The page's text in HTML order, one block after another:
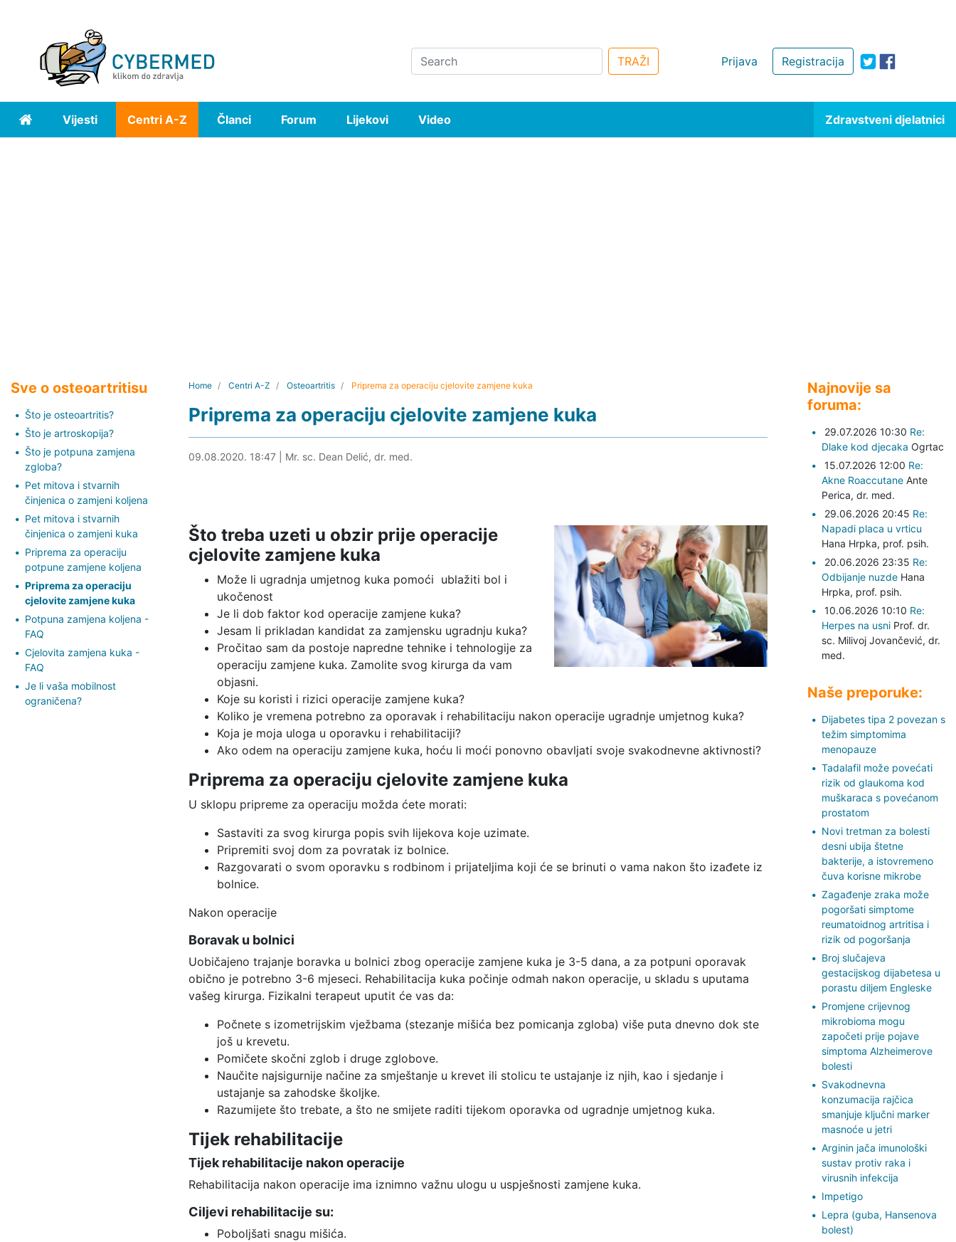
Registracija
Prijava
Search TRAŽI
Home Vijesti Centri A-Z Članci Forum Lijekovi Video Zdravstveni djelatnici
Sve o osteoartritisu
Što je osteoartritis?
Što je artroskopija?
Što je potpuna zamjena
zgloba?
Pet mitova i stvarnih
činjenica o zamjeni koljena
Pet mitova i stvarnih
činjenica o zamjeni kuka
Priprema za operaciju
potpune zamjene koljena
Priprema za operaciju
cjelovite zamjene kuka
Potpuna zamjena koljena -
FAQ
Cjelovita zamjena kuka -
FAQ
Je li vaša mobilnost
ograničena?
Home Centri A-Z Osteoartritis Priprema za operaciju cjelovite zamjene kuka
Priprema za operaciju cjelovite zamjene kuka
11.08.2020. 11:21
09.08.2020. 18:47| Mr. sc. Dean Delić, dr. med.
Što treba uzeti u obzir prije operacije
cjelovite zamjene kuka
Može li ugradnja umjetnog kuka pomoći ublažiti bol i
ukočenost
Je li dob faktor kod operacije zamjene kuka?
Jesam li prikladan kandidat za zamjensku ugradnju kuka?
Pročitao sam da postoje napredne tehnike i tehnologije za
operaciju zamjene kuka. Zamolite svog kirurga da vam
objasni.
Koje su koristi i rizici operacije zamjene kuka?
Koliko je vremena potrebno za oporavak i rehabilitaciju nakon operacije ugradnje umjetnog kuka?
Koja je moja uloga u oporavku i rehabilitaciji?
Ako odem na operaciju zamjene kuka, hoću li moći ponovno obavljati svoje svakodnevne aktivnosti?
Priprema za operaciju cjelovite zamjene kuka
U sklopu pripreme za operaciju možda ćete morati:
Sastaviti za svog kirurga popis svih lijekova koje uzimate.
Pripremiti svoj dom za povratak iz bolnice.
Razgovarati o svom oporavku s rodbinom i prijateljima koji će se brinuti o vama nakon što izađete iz
bolnice.
Nakon operacije
Boravak u bolnici
Uobičajeno trajanje boravka u bolnici zbog operacije zamjene kuka je 3-5 dana, a za potpuni oporavak
obično je potrebno 3-6 mjeseci. Rehabilitacija kuka počinje odmah nakon operacije, u skladu s uputama
vašeg kirurga. Fizikalni terapeut uputit će vas da:
Počnete s izometrijskim vježbama (stezanje mišića bez pomicanja zgloba) više puta dnevno dok ste
još u krevetu.
Pomičete skočni zglob i druge zglobove.
Naučite najsigurnije načine za smještanje u krevet ili stolicu te ustajanje iz njih, kao i sjedanje i
ustajanje sa zahodske školjke.
Razumijete što trebate, a što ne smijete raditi tijekom oporavka od ugradnje umjetnog kuka.
Tijek rehabilitacije
Tijek rehabilitacije nakon operacije
Rehabilitacija nakon operacije ima iznimno važnu ulogu u uspješnosti zamjene kuka.
Ciljevi rehabilitacije su:
Poboljšati snagu mišića.
Najnovije sa
foruma:
29.07.2026 10:30 Re:
Dlake kod djecaka Ogrtac
15.07.2026 12:00 Re:
Akne Roaccutane Ante
Perica, dr. med.
29.06.2026 20:45 Re:
Napadi placa u vrticu
Hana Hrpka, prof. psih.
20.06.2026 23:35 Re:
Odbijanje nuzde Hana
Hrpka, prof. psih.
10.06.2026 10:10 Re:
Herpes na usni Prof. dr.
sc. Milivoj Jovančević, dr.
med.
Naše preporuke:
Dijabetes tipa 2 povezan s
težim simptomima
menopauze
Tadalafil može povećati
rizik od glaukoma kod
muškaraca s povećanom
prostatom
Novi tretman za bolesti
desni ubija štetne
bakterije, a istovremeno
čuva korisne mikrobe
Zagađenje zraka može
pogoršati simptome
reumatoidnog artritisa i
rizik od pogoršanja
Broj slučajeva
gestacijskog dijabetesa u
porastu diljem Engleske
Promjene crijevnog
mikrobioma mogu
započeti prije pojave
simptoma Alzheimerove
bolesti
Svakodnevna
konzumacija rajčica
smanjuje ključni marker
masnoće u jetri
Arginin jača imunološki
sustav protiv raka i
virusnih infekcija
Impetigo
Lepra (guba, Hansenova
bolest)